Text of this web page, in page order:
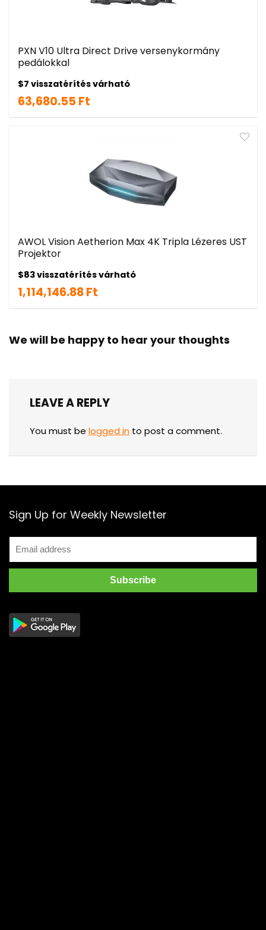
PXN V10 Ultra Direct Drive versenykormány
pedálokkal
$7 visszatérítés várható
63,680.55 Ft
AWOL Vision Aetherion Max 4K Tripla Lézeres UST
Projektor
$83 visszatérítés várható
1,114,146.88 Ft
We will be happy to hear your thoughts
LEAVE A REPLY
You must be logged in to post a comment.
Sign Up for Weekly Newsletter